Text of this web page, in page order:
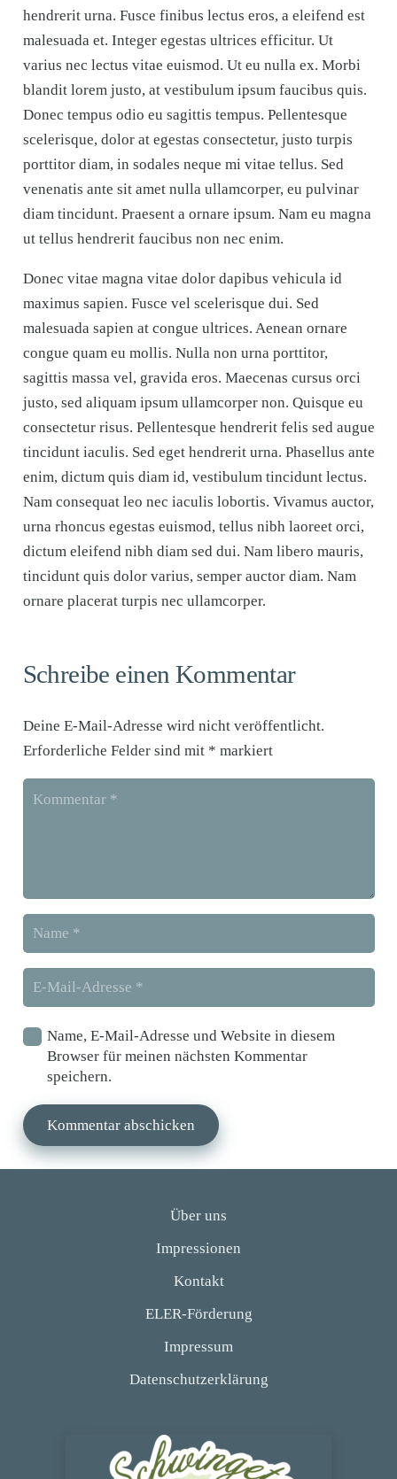
hendrerit urna. Fusce finibus lectus eros, a eleifend est
malesuada et. Integer egestas ultrices efficitur. Ut
varius nec lectus vitae euismod. Ut eu nulla ex. Morbi
blandit lorem justo, at vestibulum ipsum faucibus quis.
Donec tempus odio eu sagittis tempus. Pellentesque
scelerisque, dolor at egestas consectetur, justo turpis
porttitor diam, in sodales neque mi vitae tellus. Sed
venenatis ante sit amet nulla ullamcorper, eu pulvinar
diam tincidunt. Praesent a ornare ipsum. Nam eu magna
ut tellus hendrerit faucibus non nec enim.
Donec vitae magna vitae dolor dapibus vehicula id
maximus sapien. Fusce vel scelerisque dui. Sed
malesuada sapien at congue ultrices. Aenean ornare
congue quam eu mollis. Nulla non urna porttitor,
sagittis massa vel, gravida eros. Maecenas cursus orci
justo, sed aliquam ipsum ullamcorper non. Quisque eu
consectetur risus. Pellentesque hendrerit felis sed augue
tincidunt iaculis. Sed eget hendrerit urna. Phasellus ante
enim, dictum quis diam id, vestibulum tincidunt lectus.
Nam consequat leo nec iaculis lobortis. Vivamus auctor,
urna rhoncus egestas euismod, tellus nibh laoreet orci,
dictum eleifend nibh diam sed dui. Nam libero mauris,
tincidunt quis dolor varius, semper auctor diam. Nam
ornare placerat turpis nec ullamcorper.
Schreibe einen Kommentar
Deine E-Mail-Adresse wird nicht veröffentlicht.
Erforderliche Felder sind mit * markiert
Name, E-Mail-Adresse und Website in diesem
Browser für meinen nächsten Kommentar
speichern.
Kommentar abschicken
Über uns
Impressionen
Kontakt
ELER-Förderung
Impressum
Datenschutzerklärung